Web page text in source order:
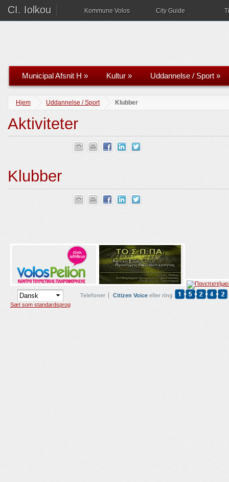
CI. Iolkou Kommune Volos City Guide
Municipal Afsnit H » Kultur » Uddannelse / Sport »
Hjem Uddannelse / Sport Klubber
Aktiviteter
Klubber
Sæt som standardsprog
Telefoner Citizen Voice eller ring